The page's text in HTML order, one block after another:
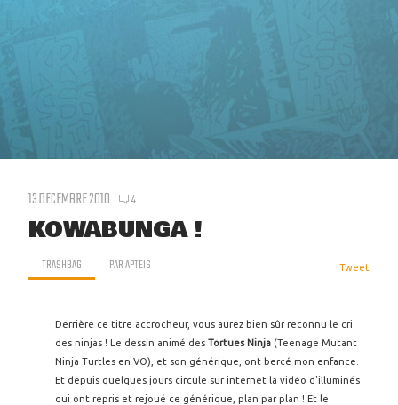
13 DECEMBRE 2010 4
KOWABUNGA !
TRASHBAG PARAPTEIS Tweet
Derrière ce titre accrocheur, vous aurez bien sûr reconnu le cri
des ninjas ! Le dessin animé des Tortues Ninja (Teenage Mutant
Ninja Turtles en VO), et son générique, ont bercé mon enfance.
Et depuis quelques jours circule sur internet la vidéo d'illuminés
qui ont repris et rejoué ce générique, plan par plan ! Et le